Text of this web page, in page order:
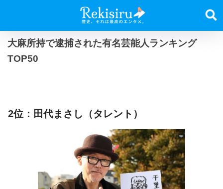
大麻所持で逮捕された有名芸能人ランキング
TOP50
2位：田代まさし（タレント）